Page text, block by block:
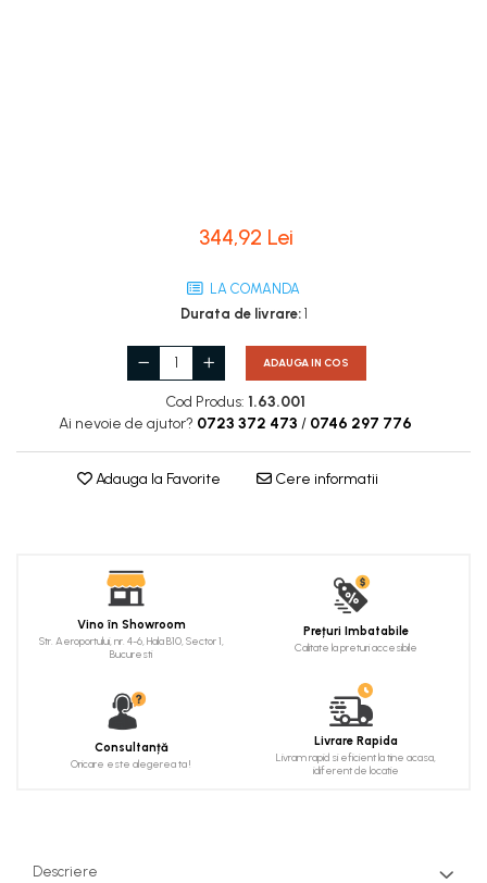
Trunchiuri semicoloane
Rozete de interior
Șeminee decorative
Panouri pentru tavan
Console de interior
Ornamente de colț
344,92 Lei
LA COMANDA
Durata de livrare:1
ADAUGA IN COS
Cod Produs: 1.63.001
Ai nevoie de ajutor? 0723 372 473 / 0746 297 776
Adauga la Favorite Cere informatii
Vino în Showroom
Str. Aeroportului, nr. 4-6, Hala B10, Sector 1,
Bucuresti
Prețuri Imbatabile
Calitate la preturi accesibile
Consultanță
Oricare este alegerea ta !
Livrare Rapida
Livram rapid si eficient la tine acasa,
idiferent de locatie
Descriere